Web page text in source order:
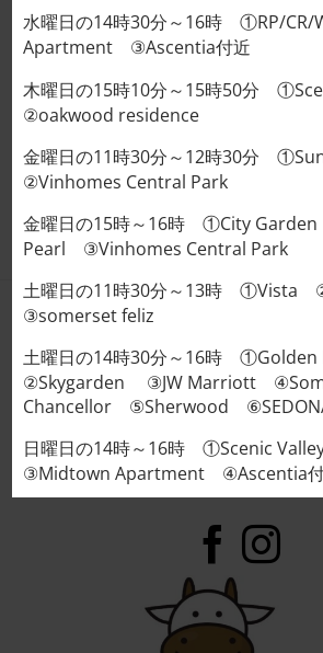
MÔ TẢ
THÔNG TIN BỔ SUNG
ĐÁNH GIÁ (0)
Độ dày hoàn hảo cho món shabu-
v.v.
COWS MASUDA
VIETNAM
Address : 95/5 Thảo Điền, Thủ Đức,
Tel: 日本語: +84902746691 - ベトナ
cowsmasudahcm.com
水曜日の14時30分～16時 ①RP/
Apartment ③Ascentia付近
木曜日の15時10分～15時50分
②oakwood residence
金曜日の11時30分～12時30分
②Vinhomes Central Park
金曜日の15時～16時 ①City
Pearl ③Vinhomes Central Park
土曜日の11時30分～13時 ①Vista
③somerset feliz
土曜日の14時30分～16時 ①Golden
②Skygarden ③JW Marriott
Chancellor ⑤Sherwood
日曜日の14時～16時 ①Scenic
③Midtown Apartment ④Ascentia